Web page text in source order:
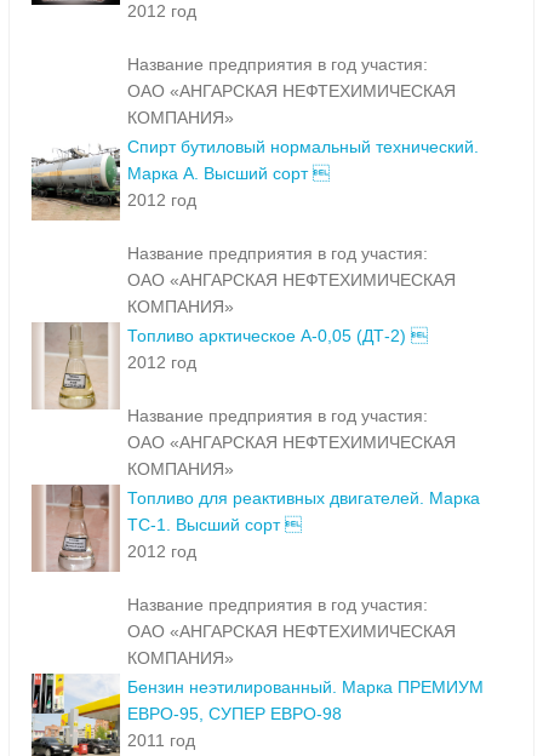
2012 год
Название предприятия в год участия:
ОАО «АНГАРСКАЯ НЕФТЕХИМИЧЕСКАЯ
КОМПАНИЯ»
Спирт бутиловый нормальный технический.
Марка А. Высший сорт 
2012 год
Название предприятия в год участия:
ОАО «АНГАРСКАЯ НЕФТЕХИМИЧЕСКАЯ
КОМПАНИЯ»
Топливо арктическое А-0,05 (ДТ-2) 
2012 год
Название предприятия в год участия:
ОАО «АНГАРСКАЯ НЕФТЕХИМИЧЕСКАЯ
КОМПАНИЯ»
Топливо для реактивных двигателей. Марка
ТС-1. Высший сорт 
2012 год
Название предприятия в год участия:
ОАО «АНГАРСКАЯ НЕФТЕХИМИЧЕСКАЯ
КОМПАНИЯ»
Бензин неэтилированный. Марка ПРЕМИУМ
ЕВРО-95, СУПЕР ЕВРО-98
2011 год